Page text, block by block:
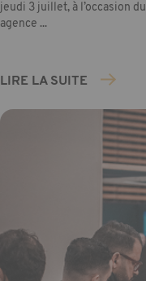
jeudi 3 juillet, à l’occasion
agence ...
LIRE LA SUITE